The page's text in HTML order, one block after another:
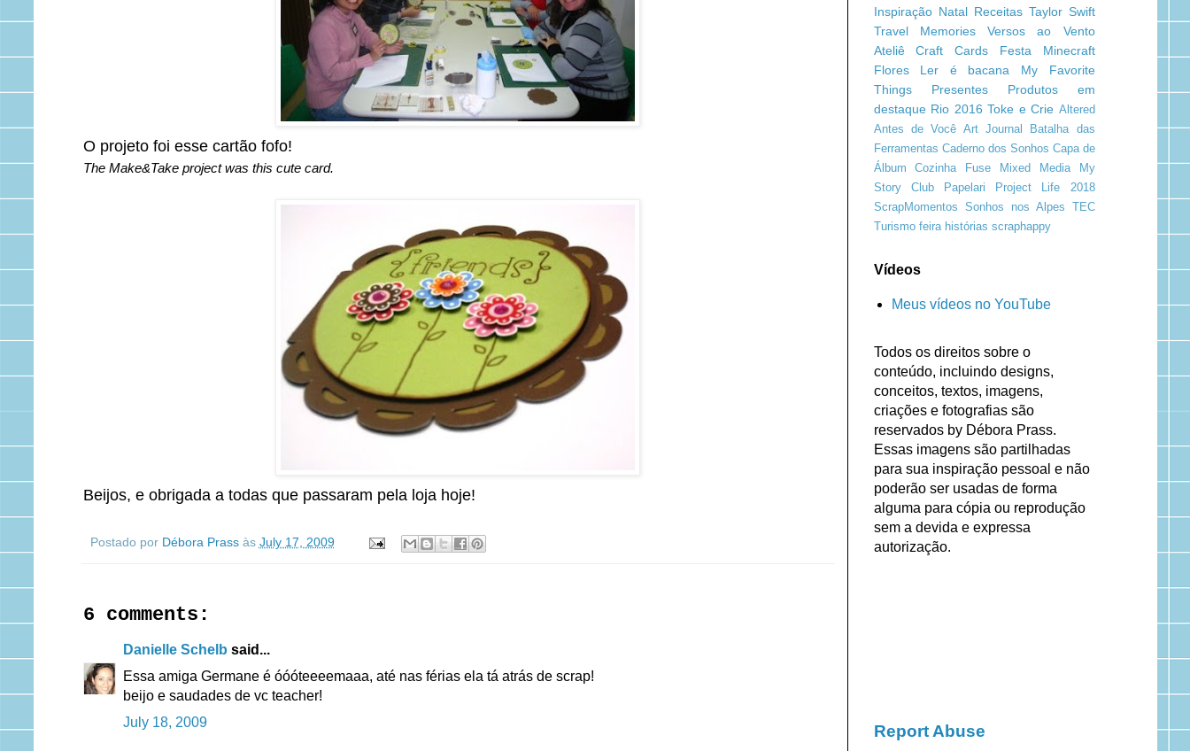
O projeto foi esse cartão fofo!
The Make&Take project was this cute card.
Beijos, e obrigada a todas que passaram pela loja hoje!
Postado por Débora Prass às July 17, 2009
6 comments:
Danielle Schelb said...
Essa amiga Germane é óóóteeeemaaa, até nas férias ela tá atrás de scrap!
beijo e saudades de vc teacher!
July 18, 2009
Inspiração Natal Receitas Taylor Swift
Travel Memories
Versos ao Vento
Ateliê Craft
Cards
Festa Minecraft
Flores
Ler é bacana
My Favorite
Things
Presentes
Produtos em
destaque Rio 2016 Toke e Crie Altered
Antes de Você Art Journal
Batalha das
Ferramentas Caderno dos Sonhos Capa de
Álbum
Cozinha Fuse Mixed Media
My
Story Club
Papelari
Project Life 2018
ScrapMomentos Sonhos nos Alpes TEC
Turismo feira histórias scraphappy
Vídeos
Meus vídeos no YouTube
Todos os direitos sobre o
conteúdo, incluindo designs,
conceitos, textos, imagens,
criações e fotografias são
reservados by Débora Prass.
Essas imagens são partilhadas
para sua inspiração pessoal e não
poderão ser usadas de forma
alguma para cópia ou reprodução
sem a devida e expressa
autorização.
Report Abuse